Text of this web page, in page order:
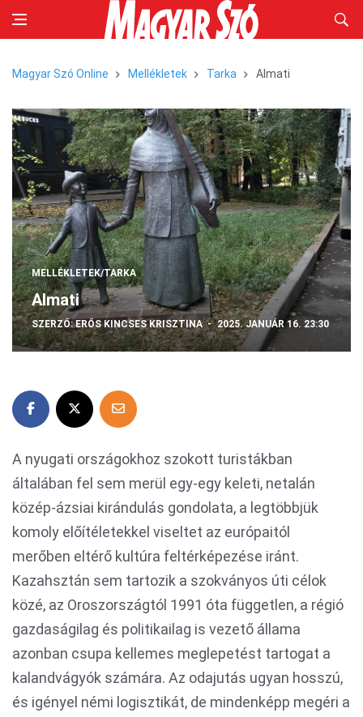
Magyar Szó Online Mellékletek Tarka Almati
MELLÉKLETEK/TARKA
Almati
SZERZŐ: ERŐS KINCSES KRISZTINA 2025. JANUÁR 16. 23:30
A nyugati országokhoz szokott turistákban
általában fel sem merül egy-egy keleti, netalán
közép-ázsiai kirándulás gondolata, a legtöbbjük
komoly előítéletekkel viseltet az európaitól
merőben eltérő kultúra feltérképezése iránt.
Kazahsztán sem tartozik a szokványos úti célok
közé, az Oroszországtól 1991 óta független, a régió
gazdaságilag és politikailag is vezető állama
azonban csupa kellemes meglepetést tartogat a
kalandvágyók számára. Az odajutás ugyan hosszú,
és igényel némi logisztikát, de mindenképp megéri a